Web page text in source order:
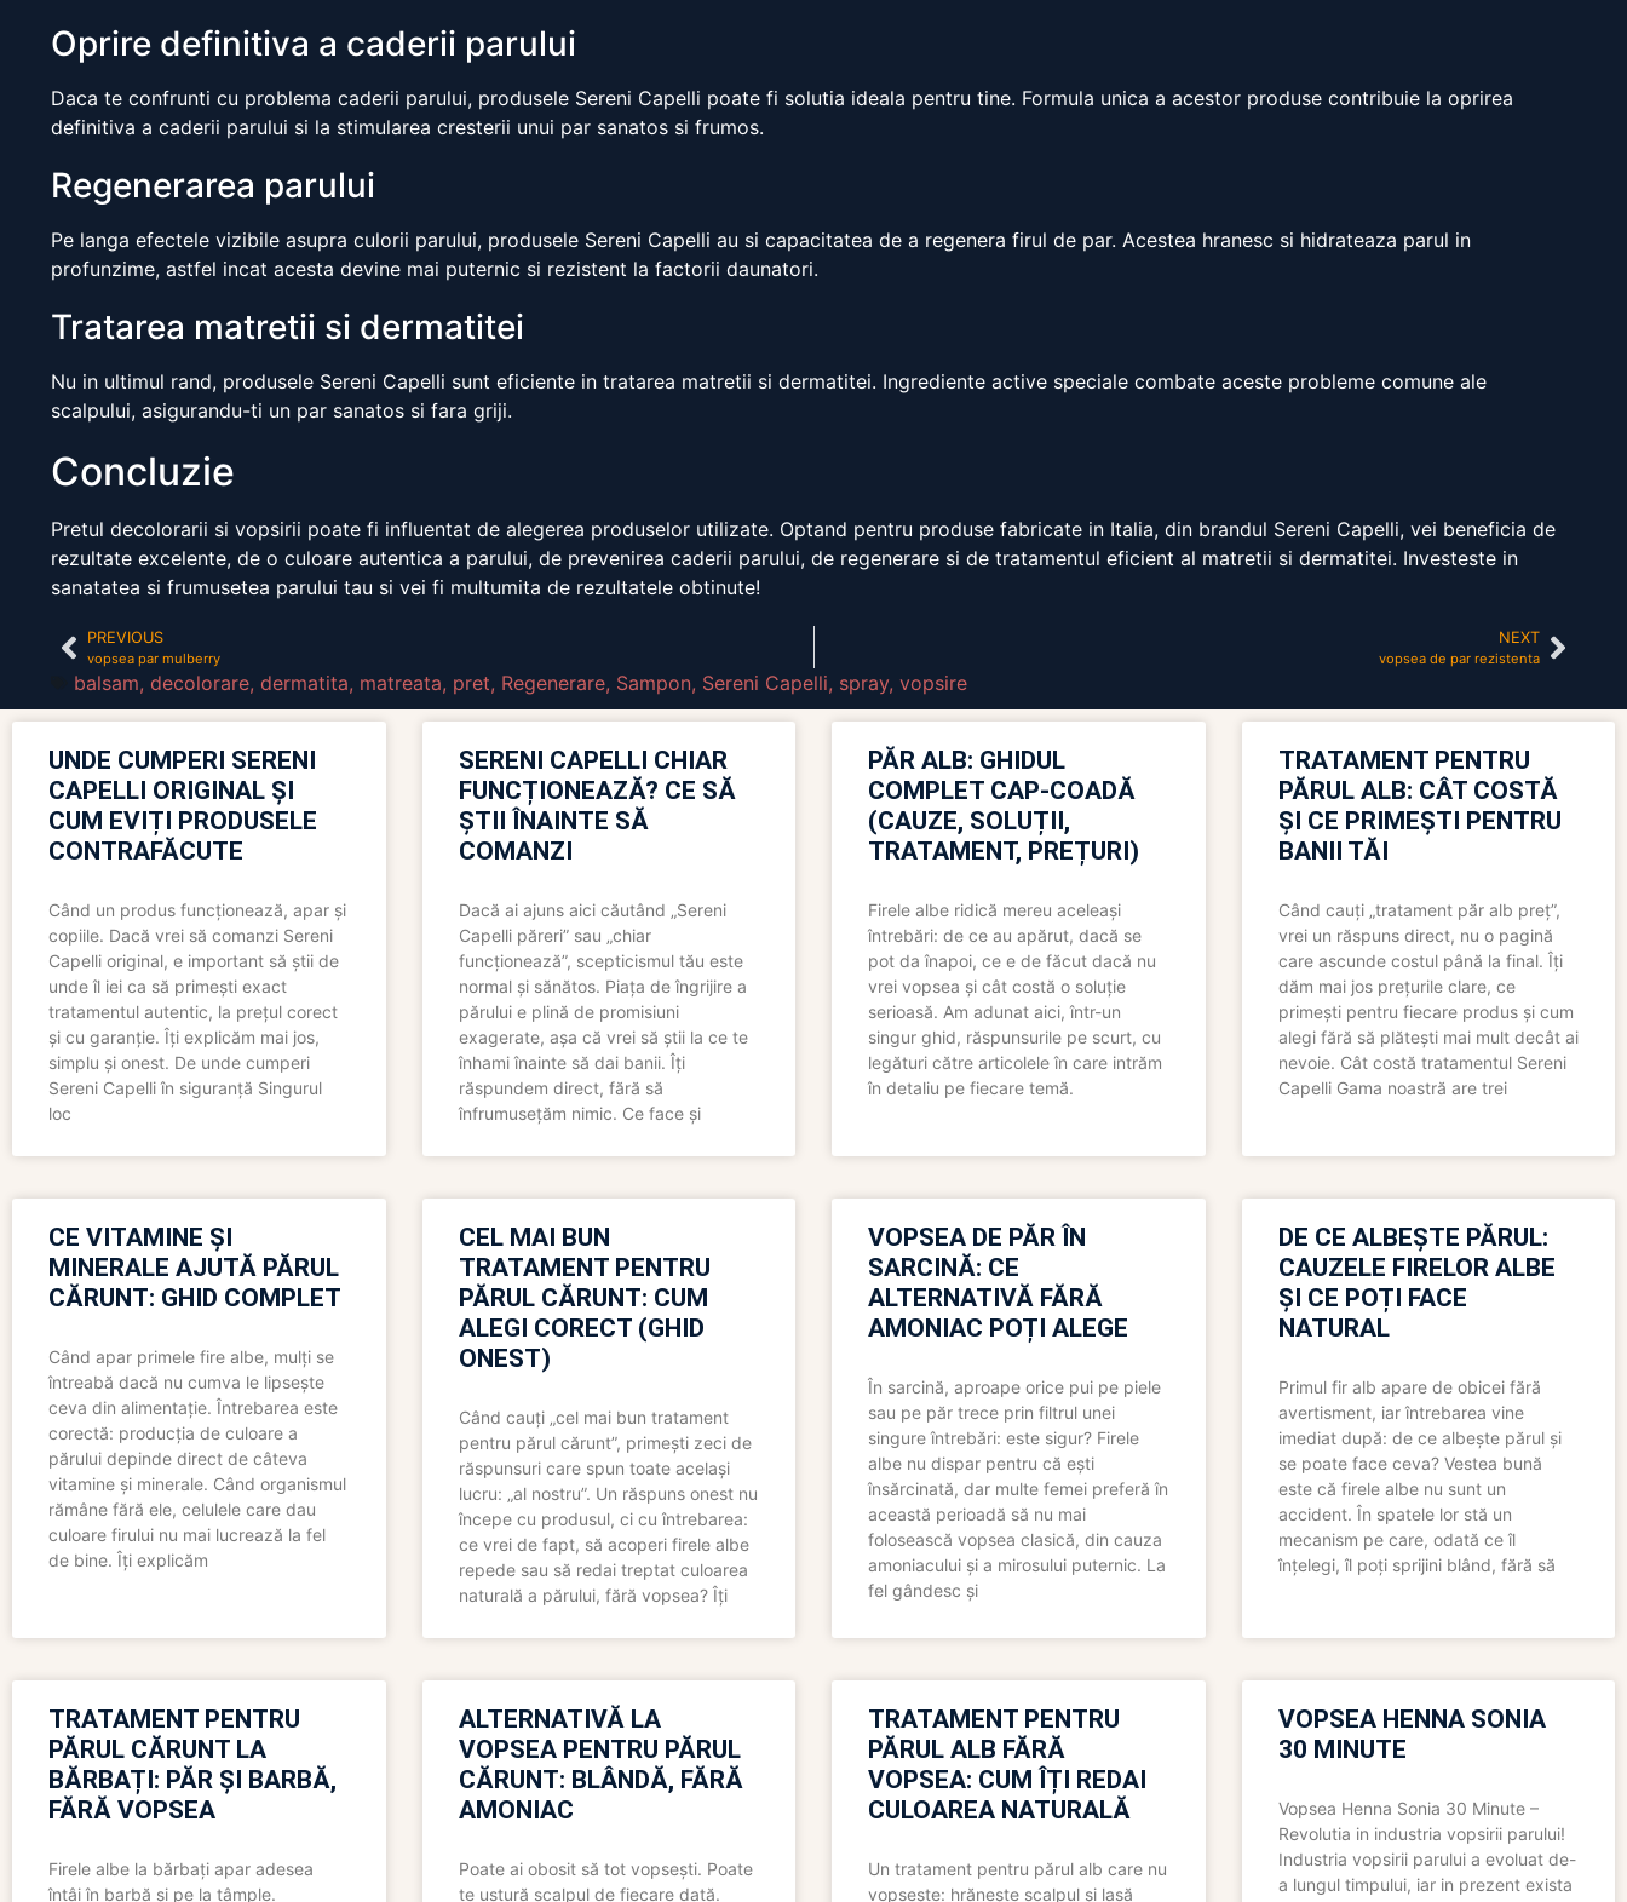
Oprire definitiva a caderii parului
Daca te confrunti cu problema caderii parului, produsele Sereni Capelli poate fi solutia ideala pentru tine. Formula unica a acestor produse contribuie la oprirea
definitiva a caderii parului si la stimularea cresterii unui par sanatos si frumos.
Regenerarea parului
Pe langa efectele vizibile asupra culorii parului, produsele Sereni Capelli au si capacitatea de a regenera firul de par. Acestea hranesc si hidrateaza parul in
profunzime, astfel incat acesta devine mai puternic si rezistent la factorii daunatori.
Tratarea matretii si dermatitei
Nu in ultimul rand, produsele Sereni Capelli sunt eficiente in tratarea matretii si dermatitei. Ingrediente active speciale combate aceste probleme comune ale
scalpului, asigurandu-ti un par sanatos si fara griji.
Concluzie
Pretul decolorarii si vopsirii poate fi influentat de alegerea produselor utilizate. Optand pentru produse fabricate in Italia, din brandul Sereni Capelli, vei beneficia de
rezultate excelente, de o culoare autentica a parului, de prevenirea caderii parului, de regenerare si de tratamentul eficient al matretii si dermatitei. Investeste in
sanatatea si frumusetea parului tau si vei fi multumita de rezultatele obtinute!
PREVIOUS
vopsea par mulberry
NEXT
vopsea de par rezistenta
balsam, decolorare, dermatita, matreata, pret, Regenerare, Sampon, Sereni Capelli, spray, vopsire
UNDE CUMPERI SERENI
CAPELLI ORIGINAL ȘI
CUM EVIȚI PRODUSELE
CONTRAFĂCUTE
Când un produs funcționează, apar și
copiile. Dacă vrei să comanzi Sereni
Capelli original, e important să știi de
unde îl iei ca să primești exact
tratamentul autentic, la prețul corect
și cu garanție. Îți explicăm mai jos,
simplu și onest. De unde cumperi
Sereni Capelli în siguranță Singurul
loc
SERENI CAPELLI CHIAR
FUNCȚIONEAZĂ? CE SĂ
ȘTII ÎNAINTE SĂ
COMANZI
Dacă ai ajuns aici căutând „Sereni
Capelli păreri” sau „chiar
funcționează”, scepticismul tău este
normal și sănătos. Piața de îngrijire a
părului e plină de promisiuni
exagerate, așa că vrei să știi la ce te
înhami înainte să dai banii. Îți
răspundem direct, fără să
înfrumusețăm nimic. Ce face și
PĂR ALB: GHIDUL
COMPLET CAP-COADĂ
(CAUZE, SOLUȚII,
TRATAMENT, PREȚURI)
Firele albe ridică mereu aceleași
întrebări: de ce au apărut, dacă se
pot da înapoi, ce e de făcut dacă nu
vrei vopsea și cât costă o soluție
serioasă. Am adunat aici, într-un
singur ghid, răspunsurile pe scurt, cu
legături către articolele în care intrăm
în detaliu pe fiecare temă.
TRATAMENT PENTRU
PĂRUL ALB: CÂT COSTĂ
ȘI CE PRIMEȘTI PENTRU
BANII TĂI
Când cauți „tratament păr alb preț”,
vrei un răspuns direct, nu o pagină
care ascunde costul până la final. Îți
dăm mai jos prețurile clare, ce
primești pentru fiecare produs și cum
alegi fără să plătești mai mult decât ai
nevoie. Cât costă tratamentul Sereni
Capelli Gama noastră are trei
CE VITAMINE ȘI
MINERALE AJUTĂ PĂRUL
CĂRUNT: GHID COMPLET
Când apar primele fire albe, mulți se
întreabă dacă nu cumva le lipsește
ceva din alimentație. Întrebarea este
corectă: producția de culoare a
părului depinde direct de câteva
vitamine și minerale. Când organismul
rămâne fără ele, celulele care dau
culoare firului nu mai lucrează la fel
de bine. Îți explicăm
CEL MAI BUN
TRATAMENT PENTRU
PĂRUL CĂRUNT: CUM
ALEGI CORECT (GHID
ONEST)
Când cauți „cel mai bun tratament
pentru părul cărunt”, primești zeci de
răspunsuri care spun toate același
lucru: „al nostru”. Un răspuns onest nu
începe cu produsul, ci cu întrebarea:
ce vrei de fapt, să acoperi firele albe
repede sau să redai treptat culoarea
naturală a părului, fără vopsea? Îți
VOPSEA DE PĂR ÎN
SARCINĂ: CE
ALTERNATIVĂ FĂRĂ
AMONIAC POȚI ALEGE
În sarcină, aproape orice pui pe piele
sau pe păr trece prin filtrul unei
singure întrebări: este sigur? Firele
albe nu dispar pentru că ești
însărcinată, dar multe femei preferă în
această perioadă să nu mai
folosească vopsea clasică, din cauza
amoniacului și a mirosului puternic. La
fel gândesc și
DE CE ALBEȘTE PĂRUL:
CAUZELE FIRELOR ALBE
ȘI CE POȚI FACE
NATURAL
Primul fir alb apare de obicei fără
avertisment, iar întrebarea vine
imediat după: de ce albește părul și
se poate face ceva? Vestea bună
este că firele albe nu sunt un
accident. În spatele lor stă un
mecanism pe care, odată ce îl
înțelegi, îl poți sprijini blând, fără să
TRATAMENT PENTRU
PĂRUL CĂRUNT LA
BĂRBAȚI: PĂR ȘI BARBĂ,
FĂRĂ VOPSEA
Firele albe la bărbați apar adesea
întâi în barbă și pe la tâmple.
ALTERNATIVĂ LA
VOPSEA PENTRU PĂRUL
CĂRUNT: BLÂNDĂ, FĂRĂ
AMONIAC
Poate ai obosit să tot vopsești. Poate
te ustură scalpul de fiecare dată.
TRATAMENT PENTRU
PĂRUL ALB FĂRĂ
VOPSEA: CUM ÎȚI REDAI
CULOAREA NATURALĂ
Un tratament pentru părul alb care nu
vopsește: hrănește scalpul și lasă
VOPSEA HENNA SONIA
30 MINUTE
Vopsea Henna Sonia 30 Minute –
Revolutia in industria vopsirii parului!
Industria vopsirii parului a evoluat de-
a lungul timpului, iar in prezent exista